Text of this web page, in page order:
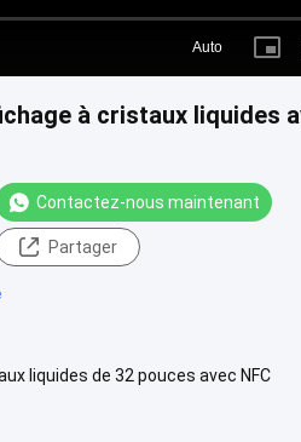
Auto
à cristaux liquides
Contactez-nous maintenant
Partager
liquides de 32 pouces avec NFC